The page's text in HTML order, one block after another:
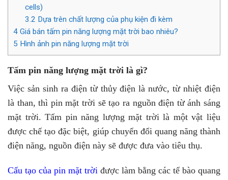
cells)
3.2 Dựa trên chất lượng của phụ kiện đi kèm
4 Giá bán tấm pin năng lượng mặt trời bao nhiêu?
5 Hình ảnh pin năng lượng mặt trời
Tấm pin năng lượng mặt trời là gì?
Việc sản sinh ra điện từ thủy điện là nước, từ nhiệt điện
là than, thì pin mặt trời sẽ tạo ra nguồn điện từ ánh sáng
mặt trời. Tấm pin năng lượng mặt trời là một vật liệu
được chế tạo đặc biệt, giúp chuyển đổi quang năng thành
điện năng, nguồn điện này sẽ được đưa vào tiêu thụ.
Cấu tạo của pin mặt trời được làm bằng các tế bào quang